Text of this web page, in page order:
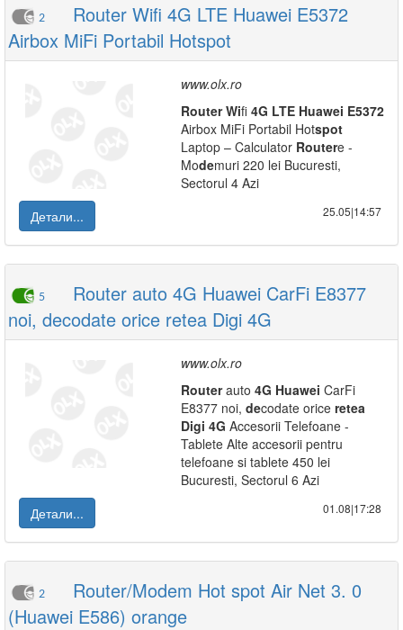
2
Router Wifi 4G LTE Huawei E5372
Airbox MiFi Portabil Hotspot
www.olx.ro
Router Wifi 4G LTE Huawei E5372
Airbox MiFi Portabil Hotspot
Laptop – Calculator Routere -
Modemuri 220 lei Bucuresti,
Sectorul 4 Azi
Детали...
25.05|14:57
5
Router auto 4G Huawei CarFi E8377
noi, decodate orice retea Digi 4G
www.olx.ro
Routerauto 4G Huawei CarFi
E8377 noi, decodate orice retea
Digi 4G Accesorii Telefoane -
Tablete Alte accesorii pentru
telefoane si tablete 450 lei
Bucuresti, Sectorul 6 Azi
Детали...
01.08|17:28
2
Router/Modem Hot spot Air Net 3. 0
(Huawei E586) orange